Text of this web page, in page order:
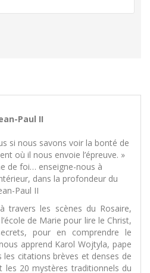
Paul II
si nous savons voir la bonté de
où il nous envoie l’épreuve. »
de foi… enseigne-nous à
dans la profondeur du
Paul II
travers les scènes du Rosaire,
de Marie pour lire le Christ,
pour en comprendre le
apprend Karol Wojtyla, pape
les citations brèves et denses de
les 20 mystères traditionnels du